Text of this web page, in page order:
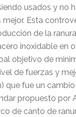
usados y no
mejor. Esta
de la ranura
inoxidable en
objetivo de
de fuerzas y
que fue un
propuesto por
de canto de